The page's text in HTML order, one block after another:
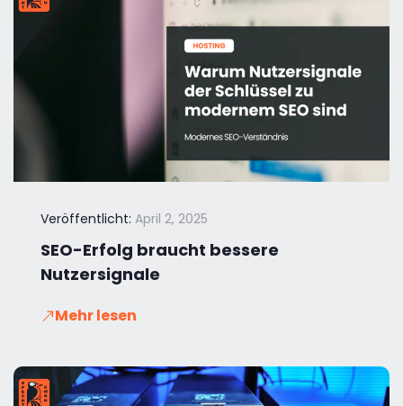
Veröffentlicht: April 2, 2025
SEO-Erfolg braucht bessere
Nutzersignale
Mehr lesen